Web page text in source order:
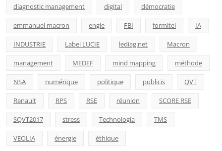
diagnostic management digital démocratie
emmanuel macron engie FBI formitel IA
INDUSTRIE Label LUCIE lediag.net Macron
management MEDEF mind mapping méthode
NSA numérique politique publicis QVT
Renault RPS RSE réunion SCORE RSE
SQVT2017 stress Technologia TMS
VEOLIA énergie éthique